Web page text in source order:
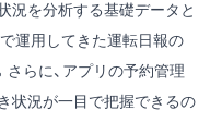
況を分析する基礎データと
運用してきた運転日報の
さらに、アプリの予約管理
状況が一目で把握できるの